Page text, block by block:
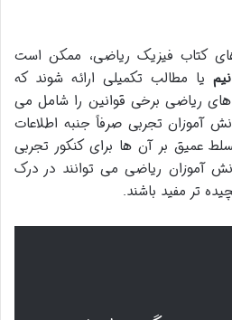
کتاب فیزیک ریاضی، ممکن است
یا مطالب تکمیلی ارائه شوند که
ریاضی برخی قوانین را شامل می
آموزان تجربی صرفاً جنبه اطلاعات
عمیق بر آن ها برای کنکور تجربی
آموزان ریاضی می توانند در درک
تر مفید باشند.